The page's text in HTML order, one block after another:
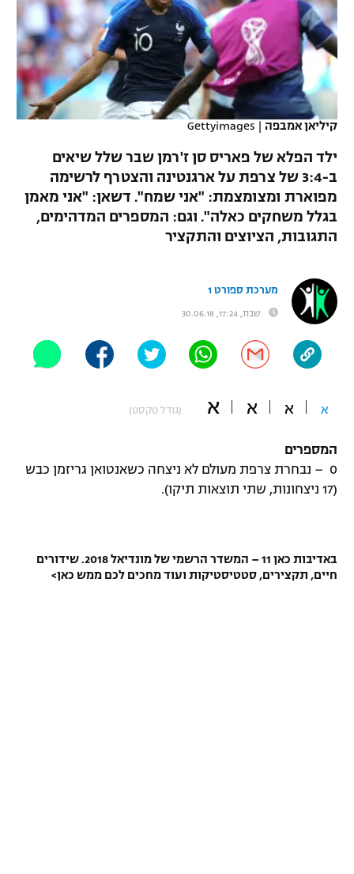
VOD
רץ ברשת
תוצאות
לוח שידורים
"מעל הליגה" – פודקאסט
תקנון משתתפים וזוכים בפרסיםטניס
נבחרת ישראל
מכבי חיפה
בית"ר ירושלים
מכבי תל אביב
הפועל תל אביב
הפועל חיפה
הפועל באר שבע
מכבי נתניה
בני יהודה
ליגה ספרדית
ליגה איטלקית
ליגה צרפתית
ליגה הולנדית
ליגה סינית
ליגות נוספות
כדורסל נשים
מכבי תל אביב
הפועל חולון
הפועל ירושלים
דני אבדיה
יורוליג
יורוקאפ
טניס
כדוריד
כדורעף
שחייה
ג'ודו
אגרוף
UFC
היאבקות WWE
כדורמים
ספורט אתגרי ואקסטרים
קיליאן אמבפה |
Gettyimages
ילד הפלא של פאריס סן ז'רמן שבר שלל שיאים
ב-3:4 של צרפת על ארגנטינה והצטרף לרשימה
מפוארת ומצומצמת: "אני שמח". דשאן: "אני מאמן
בגלל משחקים כאלה". וגם: המספרים המדהימים,
התגובות, הציוצים והתקציר
מערכת ספורט 1
שבת, 17:24, 30.06.18
א א א א (גודל טקסט)
המספרים
0 – נבחרת צרפת מעולם לא ניצחה כשאנטואן גריזמן כבש
(17 ניצחונות, שתי תוצאות תיקו).
באדיבות כאן 11 – המשדר הרשמי של מונדיאל 2018. שידורים
חיים, תקצירים, סטטיסטיקות ועוד מחכים לכם ממש כאן>